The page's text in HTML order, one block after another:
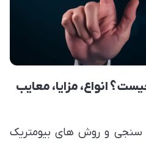
انواع، مزایا، معایب
سنجی و روش های بیومتریک